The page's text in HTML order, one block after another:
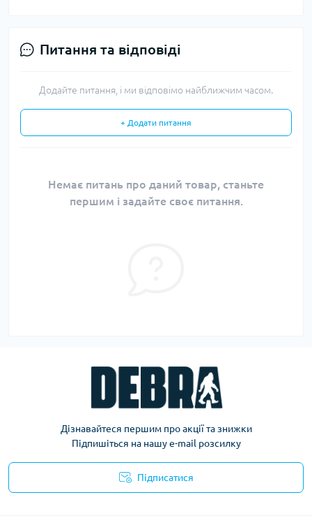
Питання та відповіді
Додайте питання, і ми відповімо найближчим часом.
+ Додати питання
Немає питань про даний товар, станьте
першим і задайте своє питання.
Дізнавайтеся першим про акції та знижки
Підпишіться на нашу e-mail розсилку
Підписатися